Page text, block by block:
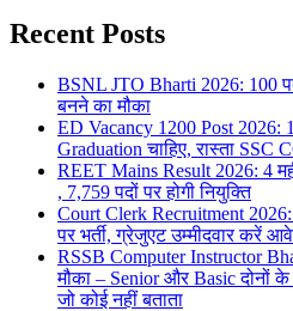
Recent Posts
BSNL JTO Bharti 2026: 100
बनने का मौका
ED Vacancy 1200 Post 2026:
Graduation चाहिए, रास्ता SSC
REET Mains Result 2026: 4
, 7,759 पदों पर होगी नियुक्ति
Court Clerk Recruitment 2026:
पर भर्ती, ग्रेजुएट उम्मीदवार करें
RSSB Computer Instructor
मौका – Senior और Basic दोनों के
जो कोई नहीं बताता